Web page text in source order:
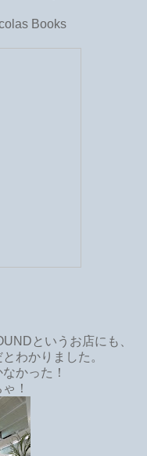
Books
というお店にも、
わかりました。
かった！
！